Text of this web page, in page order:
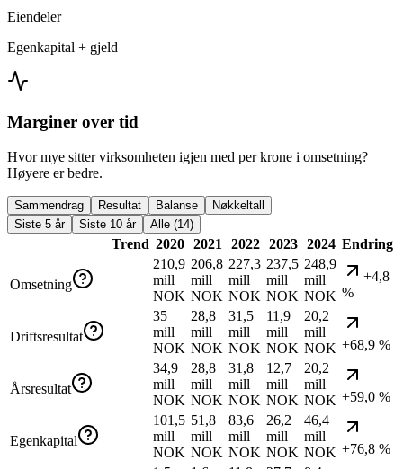
Eiendeler
Egenkapital + gjeld
Marginer over tid
Hvor mye sitter virksomheten igjen med per krone i omsetning?
Høyere er bedre.
Sammendrag Resultat Balanse
Nøkkeltall
Siste 5 år
Siste 10 år Alle (14)
Trend 2020 2021 2022 2023 2024 Endring
Omsetning
210,9
mill
NOK
206,8
mill
NOK
227,3
mill
NOK
237,5
mill
NOK
248,9
mill
NOK
+4,8
%
Driftsresultat
35
mill
NOK
28,8
mill
NOK
31,5
mill
NOK
11,9
mill
NOK
20,2
mill
NOK +68,9 %
Årsresultat
34,9
mill
NOK
28,8
mill
NOK
31,8
mill
NOK
12,7
mill
NOK
20,2
mill
NOK +59,0 %
Egenkapital
101,5
mill
NOK
51,8
mill
NOK
83,6
mill
NOK
26,2
mill
NOK
46,4
mill
NOK +76,8 %